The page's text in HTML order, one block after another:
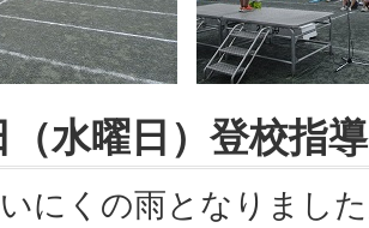
（水曜日）登校指導
にくの雨となりまし